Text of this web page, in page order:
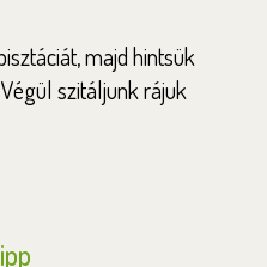
majd hintsük
szitáljunk rájuk